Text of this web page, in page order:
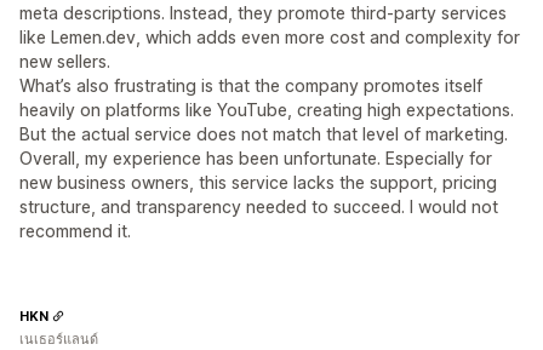
meta descriptions. Instead, they promote third-party services
like Lemen.dev, which adds even more cost and complexity for
new sellers.
What’s also frustrating is that the company promotes itself
heavily on platforms like YouTube, creating high expectations.
But the actual service does not match that level of marketing.
Overall, my experience has been unfortunate. Especially for
new business owners, this service lacks the support, pricing
structure, and transparency needed to succeed. I would not
recommend it.
HKN
เนเธอร์แลนด์